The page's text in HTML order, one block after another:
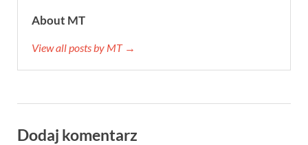
About MT
View all posts by MT →
Dodaj komentarz